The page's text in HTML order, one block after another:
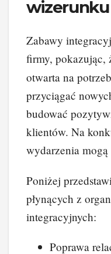
Zabawy
firmy, pokazując,
otwarta na
przyciągać
budować
klientów. Na
wydarzenia mogą
Poniżej
płynących z
integracyjnych:
Poprawa